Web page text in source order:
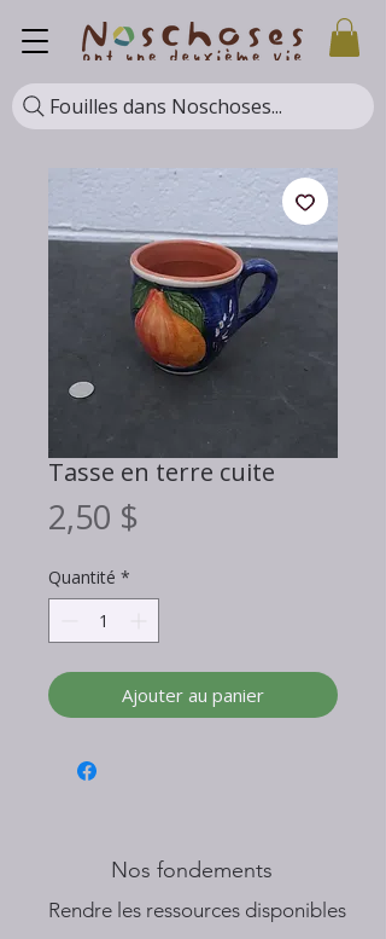
Fouilles dans Noschoses...
Tasse en terre cuite
2,50 $
Quantité *
Ajouter au panier
Nos fondements
​Rendre les ressources disponibles